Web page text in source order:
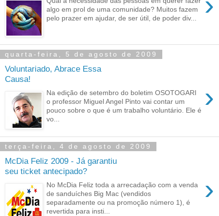
algo em prol de uma comunidade? Muitos fazem
pelo prazer em ajudar, de ser útil, de poder div...
quarta-feira, 5 de agosto de 2009
Voluntariado, Abrace Essa
Causa!
›
Na edição de setembro do boletim OSOTOGARI
o professor Miguel Angel Pinto vai contar um
pouco sobre o que é um trabalho voluntário. Ele é
vo...
terça-feira, 4 de agosto de 2009
McDia Feliz 2009 - Já garantiu
seu ticket antecipado?
›
No McDia Feliz toda a arrecadação com a venda
de sanduíches Big Mac (vendidos
separadamente ou na promoção número 1), é
revertida para insti...